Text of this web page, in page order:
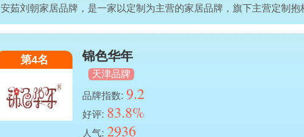
安茹刘朝家居品牌，是一家以定制为主营的家居品牌，旗下主营定制抱
第4名 锦色华年
天津品牌
品牌指数: 9.2
好评: 83.8%
人气: 2936